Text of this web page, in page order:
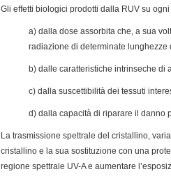
Gli effetti biologici prodotti dalla RUV su
a) dalla dose assorbita che, a sua
radiazione di determinate lunghezze
b) dalle caratteristiche intrinseche di
c) dalla suscettibilità dei tessuti
d) dalla capacità di riparare il danno
La trasmissione spettrale del cristallino,
cristallino e la sua sostituzione con una
regione spettrale UV-A e aumentare